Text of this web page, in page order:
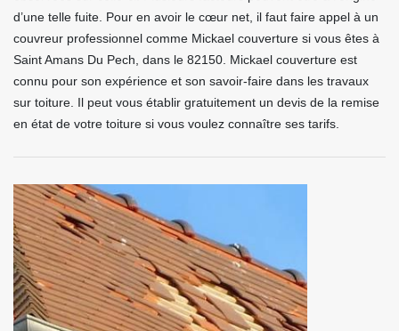
d’une telle fuite. Pour en avoir le cœur net, il faut faire appel à un
couvreur professionnel comme Mickael couverture si vous êtes à
Saint Amans Du Pech, dans le 82150. Mickael couverture est
connu pour son expérience et son savoir-faire dans les travaux
sur toiture. Il peut vous établir gratuitement un devis de la remise
en état de votre toiture si vous voulez connaître ses tarifs.